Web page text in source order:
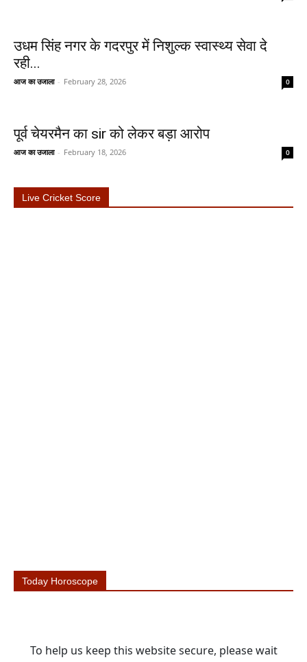
उधम सिंह नगर के गदरपुर में निशुल्क स्वास्थ्य सेवा दे
रही...
आज का उजाला - February 28, 2026 0
पूर्व चेयरमैन का sir को लेकर बड़ा आरोप
आज का उजाला - February 18, 2026 0
Live Cricket Score
Today Horoscope